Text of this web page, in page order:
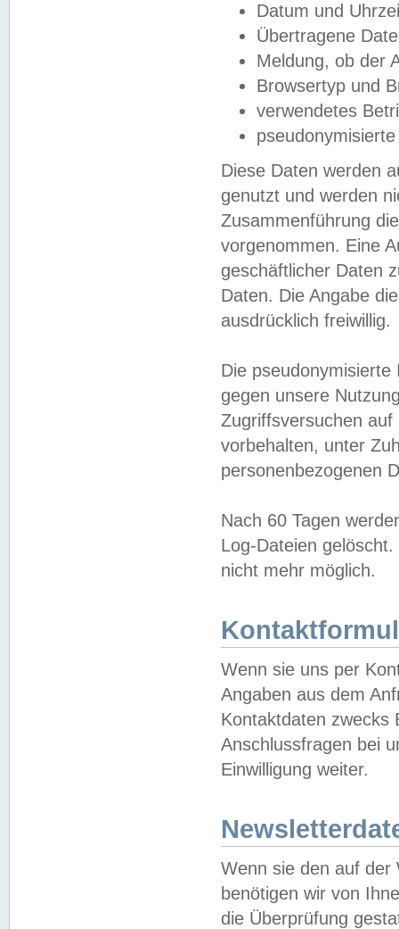
Datum und
Übertragene
Meldung, ob der
Browsertyp und
verwendetes
Diese Daten werden
genutzt und werden
Zusammenführung
vorgenommen. Eine
geschäftlicher Daten
Daten. Die Angabe
ausdrücklich freiwillig.
Die
gegen unsere
Zugriffsversuchen
vorbehalten, unter
personenbezogenen
Nach 60 Tagen
Log-Dateien
nicht mehr möglich.
Wenn sie uns per
Angaben aus dem
Kontaktdaten zwecks
Anschlussfragen bei
Einwilligung weiter.
Wenn sie den auf der
benötigen wir von
die Überprüfung